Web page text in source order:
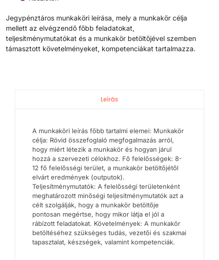
Jegypénztáros munkaköri leírása, mely a munkakör célja
mellett az elvégzendő főbb feladatokat,
teljesítménymutatókat és a munkakör betöltőjével szemben
támasztott követelményeket, kompetenciákat tartalmazza.
Leírás
A munkaköri leírás főbb tartalmi elemei: Munkakör
célja: Rövid összefoglaló megfogalmazás arról,
hogy miért létezik a munkakör és hogyan járul
hozzá a szervezeti célokhoz. Fő felelősségek: 8-
12 fő felelősségi terület, a munkakör betöltőjétől
elvárt eredmények (outputok).
Teljesítménymutatók: A felelősségi területenként
meghatározott minőségi teljesítménymutatók azt a
célt szolgálják, hogy a munkakör betöltője
pontosan megértse, hogy mikor látja el jól a
rábízott feladatokat. Követelmények: A munkakör
betöltéséhez szükséges tudás, vezetői és szakmai
tapasztalat, készségek, valamint kompetenciák.